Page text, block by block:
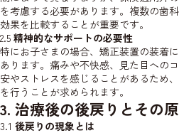
を考慮する必要があります。複数の歯
効果を比較することが重要です。
2.5 精神的なサポートの必要性
特にお子さまの場合、矯正装置の装着
あります。痛みや不快感、見た目への
安やストレスを感じることがあるため
を行うことが求められます。
3. 治療後の後戻りとその
3.1 後戻りの現象とは